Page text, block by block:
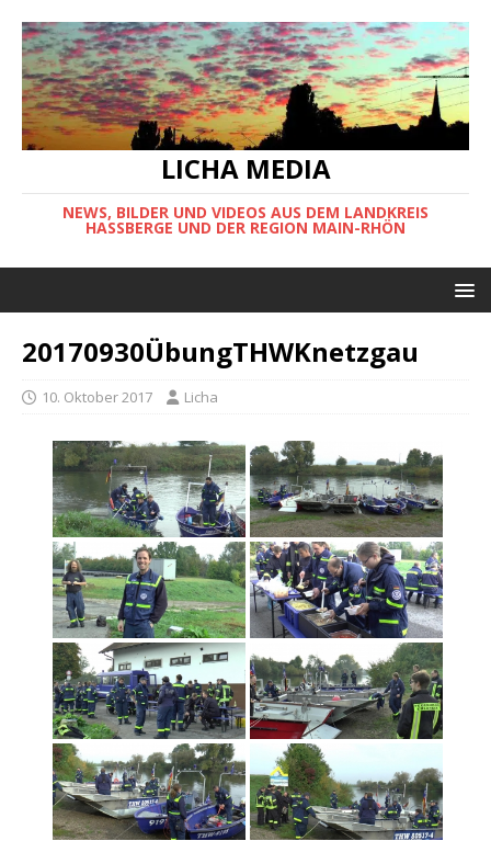
LICHA MEDIA
NEWS, BILDER UND VIDEOS AUS DEM LANDKREIS
HASSBERGE UND DER REGION MAIN-RHÖN
20170930ÜbungTHWKnetzgau
10. Oktober 2017 Licha